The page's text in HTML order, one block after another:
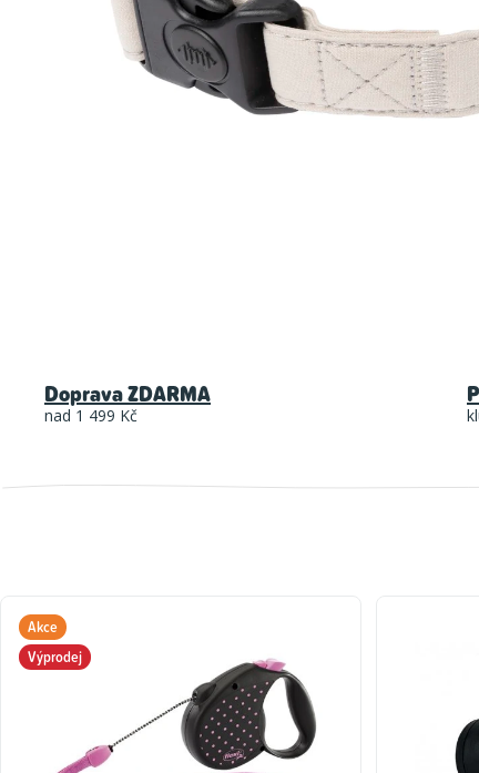
Akce
Výprodej
Doprava ZDARMA
nad 1 499 Kč